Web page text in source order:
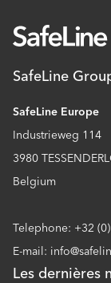
SafeLine
SafeLine Europe
Industrieweg 114
3980
Belgium
Telephone: +32
E-mail:
Les dernières